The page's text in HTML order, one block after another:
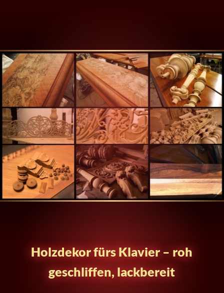
Holzdekor fürs Klavier – roh
geschliffen, lackbereit